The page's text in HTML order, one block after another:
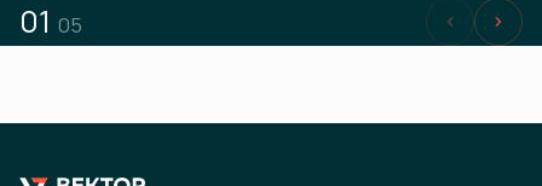
01 05